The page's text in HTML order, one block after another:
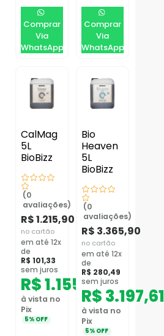
Comprar
Via
WhatsApp
Comprar
Via
WhatsApp
CalMag
5L
BioBizz
(0
avaliações)
R$1.215,90
no cartão
em até 12x
de
R$ 101,33
sem juros
R$1.155,11
à vista no
Pix
5% OFF
Bio
Heaven
5L
BioBizz
(0
avaliações)
R$ 3.365,90
no cartão
em até 12x
de
R$ 280,49
sem juros
R$3.197,61
à vista no
Pix
5% OFF